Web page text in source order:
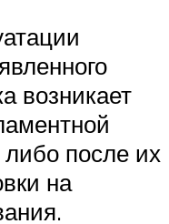
возникает
после их
на